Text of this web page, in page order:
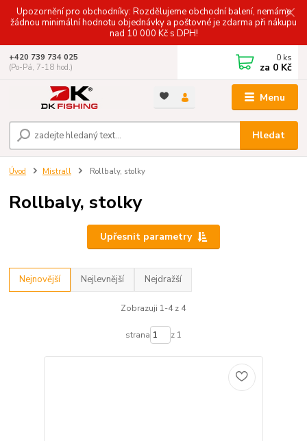
Upozornění pro obchodníky: Rozdělujeme obchodní balení, nemáme
žádnou minimální hodnotu objednávky a poštovné je zdarma při nákupu
nad 10 000 Kč s DPH!
Menu
Hledat
+420 739 734 025
(Po-Pá, 7-18 hod.)
0 ks
za 0 Kč
Úvod Mistrall Rollbaly, stolky
Rollbaly, stolky
Upřesnit parametry
Nejnovější Nejlevnější Nejdražší
Zobrazuji 1-4 z 4
strana z 1